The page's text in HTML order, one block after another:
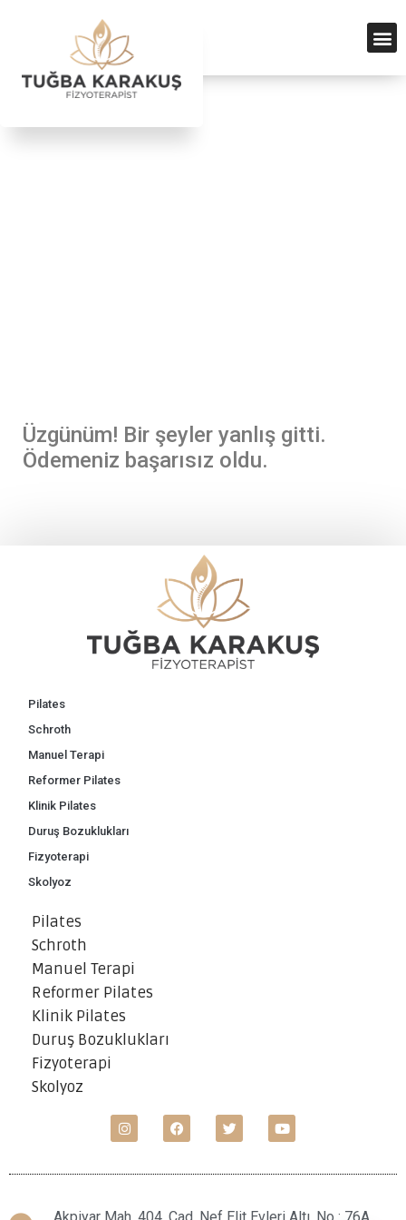
Üzgünüm! Bir şeyler yanlış gitti.
Ödemeniz başarısız oldu.
Pilates
Schroth
Manuel Terapi
Reformer Pilates
Klinik Pilates
Duruş Bozuklukları
Fizyoterapi
Skolyoz
Pilates
Schroth
Manuel Terapi
Reformer Pilates
Klinik Pilates
Duruş Bozuklukları
Fizyoterapi
Skolyoz